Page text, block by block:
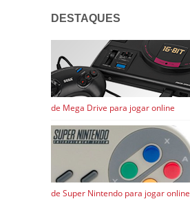
DESTAQUES
de Mega Drive para jogar online
de Super Nintendo para jogar online